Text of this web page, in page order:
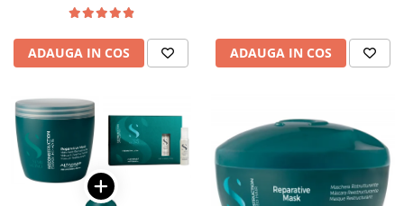
ADAUGA IN COS ADAUGA IN COS